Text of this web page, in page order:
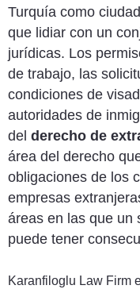
Turquía como
que lidiar con un
jurídicas. Los
de trabajo, las
condiciones de
autoridades de
del derecho de
área del derecho
obligaciones de los
empresas
áreas en las que un
puede tener
Karanfiloglu Law Firm